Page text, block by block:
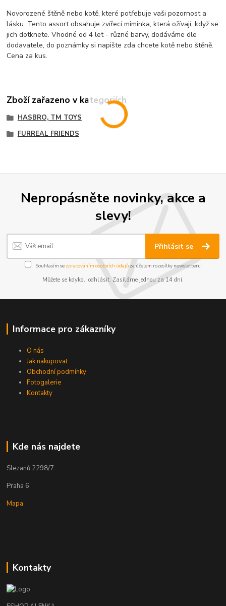
Novorozené štěně nebo kotě, které potřebuje vaši pozornost a
lásku. Tento assort obsahuje zvířecí miminka, která ožívají, když se
jich dotknete. Vhodné od 4 let - různé barvy, dodáváme dle
dodavatele, do poznámky si napište zda chcete kotě nebo štěně.
Cena za kus.
Zboží zařazeno v kategoriích
HASBRO, TM TOYS
FURREAL FRIENDS
Nepropásněte novinky, akce a
slevy!
Přihlásit se
Souhlasím se zpracováním osobních údajůza účelem rozesílky newsletteru.
Můžete se kdykoli odhlásit. Zasíláme jednou za 14 dní.
Informace pro zákazníky
O nás
Jak nakupovat
Obchodní podmínky
Fotogalerie
Kontakty
Kde nás najdete
Slezanů 2298/7
Praha 6
Mapa
Kontakty